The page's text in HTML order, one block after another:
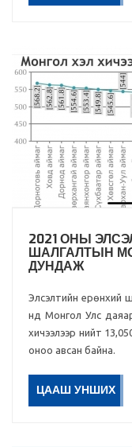
2021 ОНЫ
ШАЛГАЛТЫН
ДУНДАЖ
Элсэлтийн ерөнхий
нд Монгол Улс
хичээлээр нийт
оноо авсан байна.
ЦААШ УНШИХ